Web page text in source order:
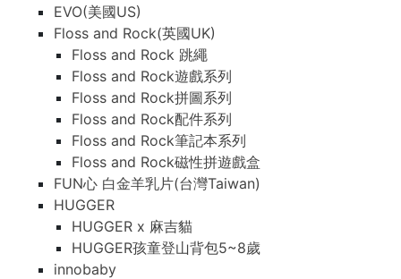
EVO(美國US)
Floss and Rock(英國UK)
Floss and Rock 跳繩
Floss and Rock遊戲系列
Floss and Rock拼圖系列
Floss and Rock配件系列
Floss and Rock筆記本系列
Floss and Rock磁性拼遊戲盒
FUN心 白金羊乳片(台灣Taiwan)
HUGGER
HUGGER x 麻吉貓
HUGGER孩童登山背包5~8歲
innobaby